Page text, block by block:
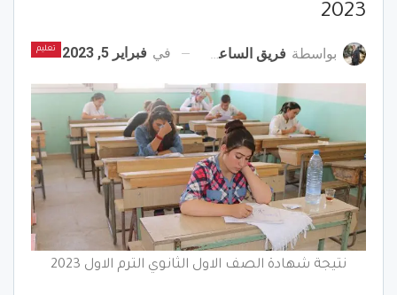
2023
تعليم بواسطة فريق الساعة برس في فبراير 5, 2023
نتيجة شهادة الصف الاول الثانوي الترم الاول 2023